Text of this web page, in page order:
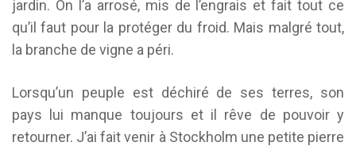
jardin. On l’a arrosé, mis de l’engrais et fait tout ce
qu’il faut pour la protéger du froid. Mais malgré tout,
la branche de vigne a péri.
Lorsqu’un peuple est déchiré de ses terres, son
pays lui manque toujours et il rêve de pouvoir y
retourner. J’ai fait venir à Stockholm une petite pierre